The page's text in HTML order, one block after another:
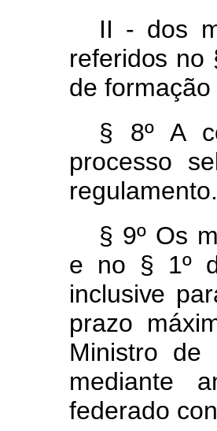
II - dos
referidos no
de formação
§ 8º A
processo
regulamento.
§ 9º Os
e no § 1º
inclusive par
prazo
Ministro de
mediante
federado